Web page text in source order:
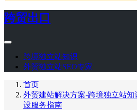
跨贸出口
跨境独立站知识
外贸独立站SEO专家
首页
外贸建站解决方案-跨境独立站
设服务指南